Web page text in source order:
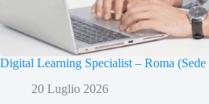
Digital Learning Specialist – Roma (Sede
20 Luglio 2026